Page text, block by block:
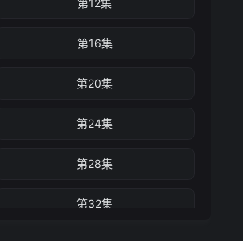
第12集
第16集
第20集
第24集
第28集
第32集